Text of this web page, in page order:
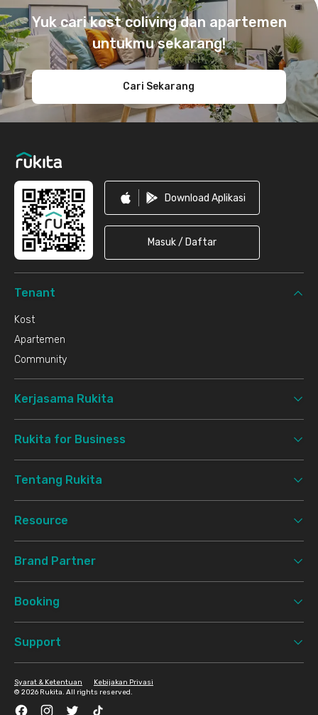
Yuk cari kost coliving dan apartemen
untukmu sekarang!
Cari Sekarang
Download Aplikasi
Masuk / Daftar
Tenant
Kost
Apartemen
Community
Kerjasama Rukita
Rukita for Business
Tentang Rukita
Resource
Brand Partner
Booking
Support
© 2026 Rukita. All rights reserved.
Syarat & Ketentuan Kebijakan Privasi
FacebookInstagramTwitter TikTok